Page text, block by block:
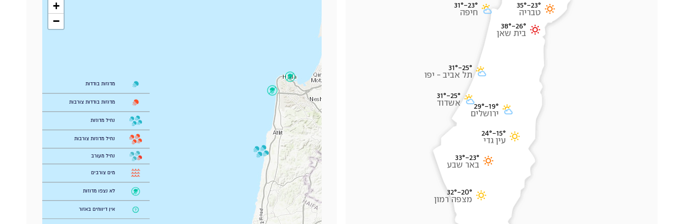
15°
-
24°
עין גדי
23°
-
35°
טבריה
25°
-
31°
אשדוד
23°
-
33°
באר שבע
19°
-
29°
ירושלים
26°
-
38°
בית שאן
23°
-
31°
חיפה
20°
-
32°
מצפה רמון
25°
-
31°
תל אביב - יפו